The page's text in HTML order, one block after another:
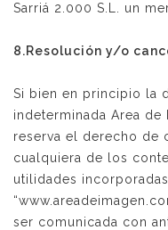
Sarriá 2.000 S.L. un
8.Resolución y/o
Si bien en principio la
indeterminada Area de
reserva el derecho de
cualquiera de los
utilidades
ser comunicada con